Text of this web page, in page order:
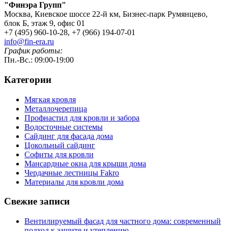
"Финэра Групп"
Москва, Киевское шоссе 22-й км, Бизнес-парк Румянцево,
блок Б, этаж 9, офис 01
+7 (495) 960-10-28, +7 (966) 194-07-01
info@fin-era.ru
График работы:
Пн.-Вс.: 09:00-19:00
Категории
Мягкая кровля
Металлочерепица
Профнастил для кровли и забора
Водосточные системы
Сайдинг для фасада дома
Цокольный сайдинг
Софиты для кровли
Мансардные окна для крыши дома
Чердачные лестницы Fakro
Материалы для кровли дома
Свежие записи
Вентилируемый фасад для частного дома: современный